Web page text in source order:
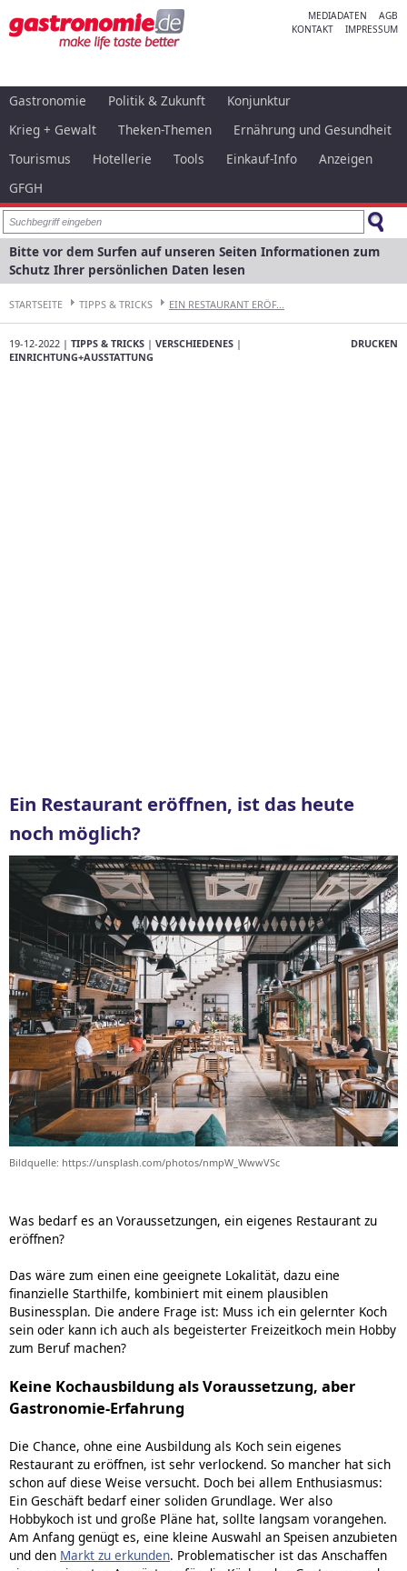
MEDIADATEN
AGB
KONTAKT
IMPRESSUM
Gastronomie Politik & Zukunft
Konjunktur
Krieg + Gewalt
Theken-Themen
Ernährung und Gesundheit
Tourismus
Hotellerie Tools Einkauf-Info
Anzeigen
GFGH
Bitte vor dem Surfen auf unseren Seiten Informationen zum
Schutz Ihrer persönlichen Daten lesen
STARTSEITE TIPPS & TRICKS EIN RESTAURANT ERÖF...
DRUCKEN
19-12-2022 | TIPPS & TRICKS | VERSCHIEDENES |
EINRICHTUNG+AUSSTATTUNG
Ein Restaurant eröffnen, ist das heute
noch möglich?
Bildquelle: https://unsplash.com/photos/nmpW_WwwVSc
Was bedarf es an Voraussetzungen, ein eigenes Restaurant zu
eröffnen?
Das wäre zum einen eine geeignete Lokalität, dazu eine
finanzielle Starthilfe, kombiniert mit einem plausiblen
Businessplan. Die andere Frage ist: Muss ich ein gelernter Koch
sein oder kann ich auch als begeisterter Freizeitkoch mein Hobby
zum Beruf machen?
Keine Kochausbildung als Voraussetzung, aber
Gastronomie-Erfahrung
Die Chance, ohne eine Ausbildung als Koch sein eigenes
Restaurant zu eröffnen, ist sehr verlockend. So mancher hat sich
schon auf diese Weise versucht. Doch bei allem Enthusiasmus:
Ein Geschäft bedarf einer soliden Grundlage. Wer also
Hobbykoch ist und große Pläne hat, sollte langsam vorangehen.
Am Anfang genügt es, eine kleine Auswahl an Speisen anzubieten
und den Markt zu erkunden. Problematischer ist das Anschaffen